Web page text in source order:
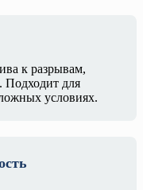
к разрывам,
Подходит для
условиях.